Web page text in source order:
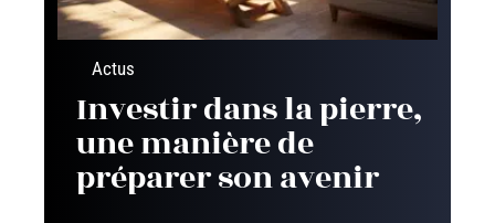
Actus
Investir dans la pierre,
une manière de
préparer son avenir